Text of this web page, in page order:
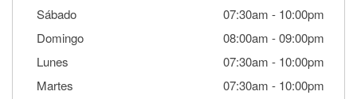
Sábado
07:30am - 10:00pm
Domingo
08:00am -09:00pm
Lunes
07:30am - 10:00pm
Martes
07:30am - 10:00pm